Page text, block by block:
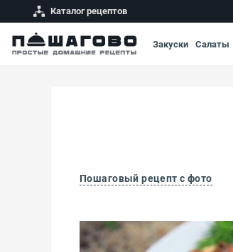
Каталог рецептов
Закуски Салаты
Пошаговый рецепт с фото
Рыбные котлеты из семги